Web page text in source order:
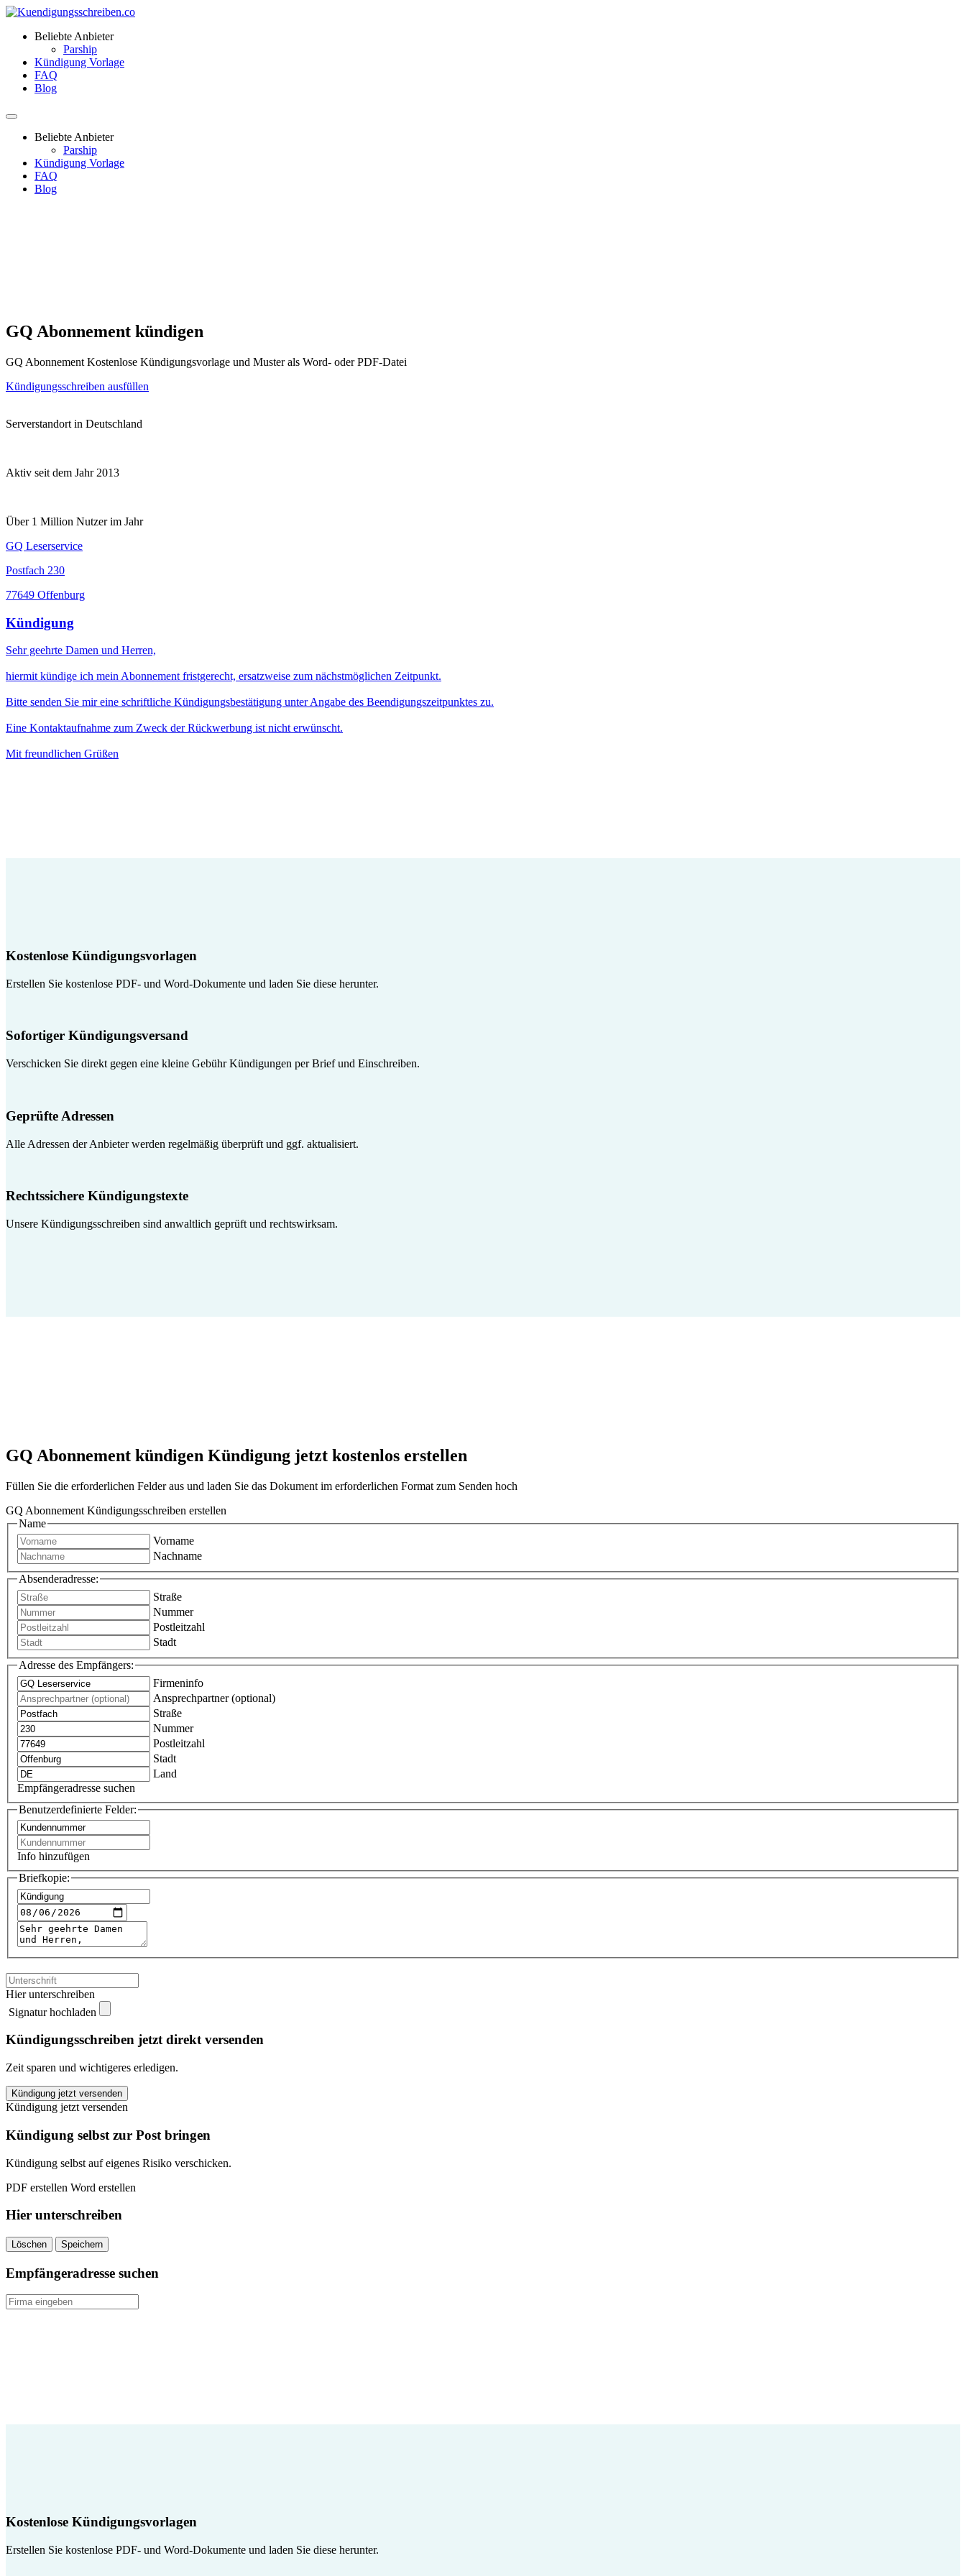
Beliebte Anbieter
Parship
Kündigung Vorlage
FAQ
Blog
Beliebte Anbieter
Parship
Kündigung Vorlage
FAQ
Blog
GQ Abonnement kündigen
GQ Abonnement Kostenlose Kündigungsvorlage und Muster als Word- oder PDF-Datei
Kündigungsschreiben ausfüllen
Serverstandort in Deutschland
Aktiv seit dem Jahr 2013
Über 1 Million Nutzer im Jahr
GQ Leserservice
Postfach 230
77649 Offenburg
Kündigung
Sehr geehrte Damen und Herren,
hiermit kündige ich mein Abonnement fristgerecht, ersatzweise zum nächstmöglichen Zeitpunkt.
Bitte senden Sie mir eine schriftliche Kündigungsbestätigung unter Angabe des Beendigungszeitpunktes zu.
Eine Kontaktaufnahme zum Zweck der Rückwerbung ist nicht erwünscht.
Mit freundlichen Grüßen
Kostenlose Kündigungsvorlagen
Erstellen Sie kostenlose PDF- und Word-Dokumente und laden Sie diese herunter.
Sofortiger Kündigungsversand
Verschicken Sie direkt gegen eine kleine Gebühr Kündigungen per Brief und Einschreiben.
Geprüfte Adressen
Alle Adressen der Anbieter werden regelmäßig überprüft und ggf. aktualisiert.
Rechtssichere Kündigungstexte
Unsere Kündigungsschreiben sind anwaltlich geprüft und rechtswirksam.
GQ Abonnement kündigen Kündigung jetzt kostenlos erstellen
Füllen Sie die erforderlichen Felder aus und laden Sie das Dokument im erforderlichen Format zum Senden hoch
GQ Abonnement Kündigungsschreiben erstellen
Name
Vorname
Nachname
Absenderadresse:
Straße
Nummer
Postleitzahl
Stadt
Adresse des Empfängers:
Firmeninfo
Ansprechpartner (optional)
Straße
Nummer
Postleitzahl
Stadt
Land
Empfängeradresse suchen
Benutzerdefinierte Felder:
Info hinzufügen
Briefkopie:
Hier unterschreiben
Signatur hochladen
Kündigungsschreiben jetzt direkt versenden
Zeit sparen und wichtigeres erledigen.
GQ
Abonnement
kündigen
quantity
Kündigung jetzt versenden
Kündigung jetzt versenden
Kündigung selbst zur Post bringen
Kündigung selbst auf eigenes Risiko verschicken.
PDF erstellen Word erstellen
Hier unterschreiben
Löschen Speichern
Empfängeradresse suchen
Kostenlose Kündigungsvorlagen
Erstellen Sie kostenlose PDF- und Word-Dokumente und laden Sie diese herunter.